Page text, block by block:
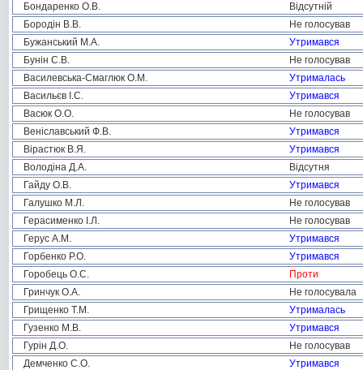
Бондаренко О.В.
Відсутній
Бородін В.В.
Не голосував
Бужанський М.А.
Утримався
Бунін С.В.
Не голосував
Василевська-Смаглюк О.М.
Утрималась
Васильєв І.С.
Утримався
Васюк О.О.
Не голосував
Веніславський Ф.В.
Утримався
Вірастюк В.Я.
Утримався
Володіна Д.А.
Відсутня
Гайду О.В.
Утримався
Галушко М.Л.
Не голосував
Герасименко І.Л.
Не голосував
Герус А.М.
Утримався
Горбенко Р.О.
Утримався
Горобець О.С.
Проти
Гринчук О.А.
Не голосувала
Грищенко Т.М.
Утрималась
Гузенко М.В.
Утримався
Гурін Д.О.
Не голосував
Демченко С.О.
Утримався